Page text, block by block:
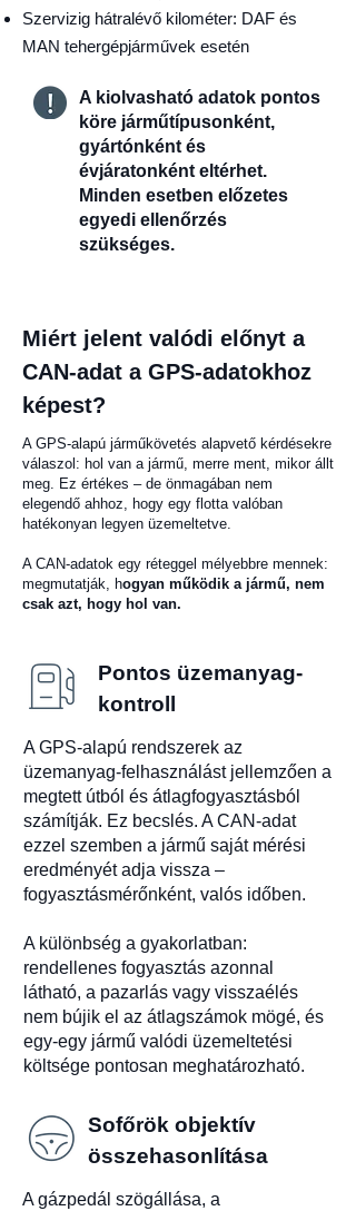
Szervizig hátralévő kilométer: DAF és
MAN tehergépjárművek esetén
A kiolvasható adatok pontos
köre járműtípusonként,
gyártónként és
évjáratonként eltérhet.
Minden esetben előzetes
egyedi ellenőrzés
szükséges.
Miért jelent valódi előnyt a
CAN-adat a GPS-adatokhoz
képest?
A GPS-alapú járműkövetés alapvető kérdésekre
válaszol: hol van a jármű, merre ment, mikor állt
meg. Ez értékes – de önmagában nem
elegendő ahhoz, hogy egy flotta valóban
hatékonyan legyen üzemeltetve.
A CAN-adatok egy réteggel mélyebbre mennek:
megmutatják, hogyan működik a jármű, nem
csak azt, hogy hol van.
Pontos üzemanyag-
kontroll
A GPS-alapú rendszerek az
üzemanyag-felhasználást jellemzően a
megtett útból és átlagfogyasztásból
számítják. Ez becslés. A CAN-adat
ezzel szemben a jármű saját mérési
eredményét adja vissza –
fogyasztásmérőnként, valós időben.
A különbség a gyakorlatban:
rendellenes fogyasztás azonnal
látható, a pazarlás vagy visszaélés
nem bújik el az átlagszámok mögé, és
egy-egy jármű valódi üzemeltetési
költsége pontosan meghatározható.
Sofőrök objektív
összehasonlítása
A gázpedál szögállása, a